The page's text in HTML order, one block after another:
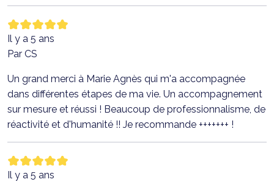
Il y a 5 ans
Par CS
Un grand merci à Marie Agnès qui m'a accompagnée
dans différentes étapes de ma vie. Un accompagnement
sur mesure et réussi ! Beaucoup de professionnalisme, de
réactivité et d'humanité !! Je recommande +++++++ !
Il y a 5 ans